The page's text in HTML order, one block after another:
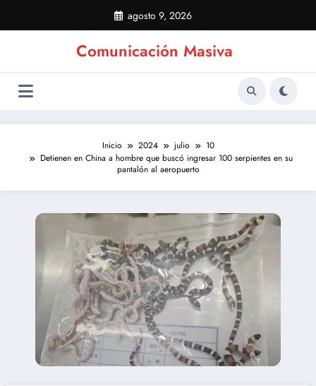
contenido
agosto 9, 2026
Comunicación Masiva
Inicio 2024 julio
10
Detienen en China a hombre que buscó ingresar 100 serpientes en su
pantalón al aeropuerto